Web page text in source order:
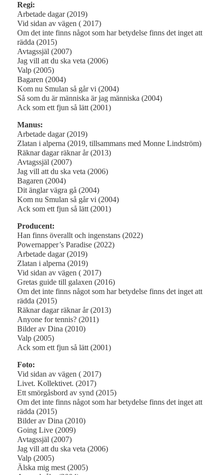
Regi:
Arbetade dagar (2019)
Vid sidan av vägen ( 2017)
Om det inte finns något som har betydelse finns det inget att
rädda (2015)
Avtagssjäl (2007)
Jag vill att du ska veta (2006)
Valp (2005)
Bagaren (2004)
Kom nu Smulan så går vi (2004)
Så som du är människa är jag människa (2004)
Ack som ett fjun så lätt (2001)
Manus:
Arbetade dagar (2019)
Zlatan i alperna (2019, tillsammans med Monne Lindström)
Räknar dagar räknar år (2013)
Avtagssjäl (2007)
Jag vill att du ska veta (2006)
Bagaren (2004)
Dit änglar vägra gå (2004)
Kom nu Smulan så går vi (2004)
Ack som ett fjun så lätt (2001)
Producent:
Han finns överallt och ingenstans (2022)
Powernapper’s Paradise (2022)
Arbetade dagar (2019)
Zlatan i alperna (2019)
Vid sidan av vägen ( 2017)
Gretas guide till galaxen (2016)
Om det inte finns något som har betydelse finns det inget att
rädda (2015)
Räknar dagar räknar år (2013)
Anyone for tennis? (2011)
Bilder av Dina (2010)
Valp (2005)
Ack som ett fjun så lätt (2001)
Foto:
Vid sidan av vägen ( 2017)
Livet. Kollektivet. (2017)
Ett smörgåsbord av synd (2015)
Om det inte finns något som har betydelse finns det inget att
rädda (2015)
Bilder av Dina (2010)
Going Live (2009)
Avtagssjäl (2007)
Jag vill att du ska veta (2006)
Valp (2005)
Älska mig mest (2005)